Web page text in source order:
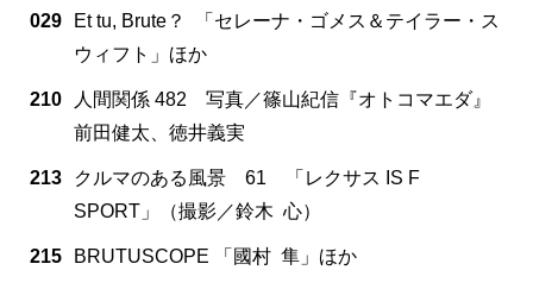
029
Et tu, Brute？ 「セレーナ・ゴメス＆テイラー・ス
ウィフト」ほか
210
人間関係 482 写真／篠山紀信『オトコマエダ』
前田健太、徳井義実
213
クルマのある風景 61 「レクサス IS F
SPORT」（撮影／鈴木 心）
215 BRUTUSCOPE 「國村 隼」ほか